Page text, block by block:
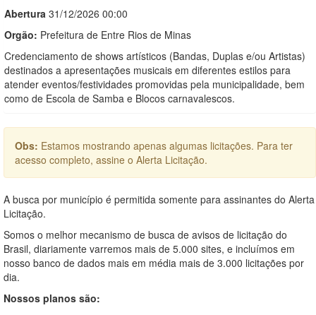
Abertura 31/12/2026 00:00
Orgão: Prefeitura de Entre Rios de Minas
Credenciamento de shows artísticos (Bandas, Duplas e/ou Artistas)
destinados a apresentações musicais em diferentes estilos para
atender eventos/festividades promovidas pela municipalidade, bem
como de Escola de Samba e Blocos carnavalescos.
Obs: Estamos mostrando apenas algumas licitações. Para ter
acesso completo, assine o Alerta Licitação.
A busca por município é permitida somente para assinantes do Alerta
Licitação.
Somos o melhor mecanismo de busca de avisos de licitação do
Brasil, diariamente varremos mais de 5.000 sites, e incluímos em
nosso banco de dados mais em média mais de 3.000 licitações por
dia.
Nossos planos são: